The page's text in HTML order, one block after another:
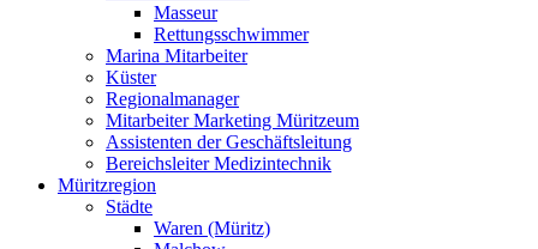
Masseur
Rettungsschwimmer
Marina Mitarbeiter
Küster
Regionalmanager
Mitarbeiter Marketing Müritzeum
Assistenten der Geschäftsleitung
Bereichsleiter Medizintechnik
Müritzregion
Städte
Waren (Müritz)